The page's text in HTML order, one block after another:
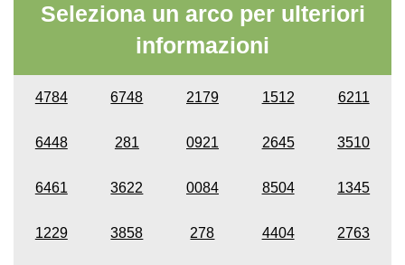
Seleziona un arco per ulteriori
informazioni
4784 6748 2179 1512 6211
6448 281 0921 2645 3510
6461 3622 0084 8504 1345
1229 3858 278 4404 2763